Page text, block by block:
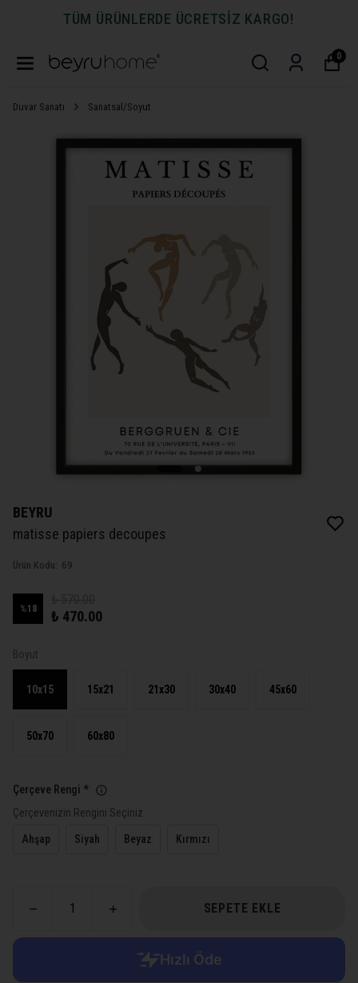
TÜM ÜRÜNLERDE ÜCRETSİZ KARGO!
0
Duvar Sanatı Sanatsal/Soyut
BEYRU
matisse papiers decoupes
Ürün Kodu: 69
%18 ₺ 470.00
Boyut
10x15 15x21 21x30 30x40 45x60
50x70 60x80
Çerçeve Rengi *
Çerçevenizin Rengini Seçiniz.
Ahşap Siyah Beyaz Kırmızı
SEPETE EKLE